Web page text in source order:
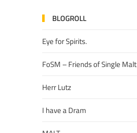
BLOGROLL
Eye for Spirits.
FoSM – Friends of Single Malt
Herr Lutz
I have a Dram